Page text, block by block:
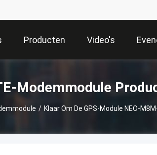
Producten Video's
Modemmodule
/ Klaar Om De GPS-Module NEO-